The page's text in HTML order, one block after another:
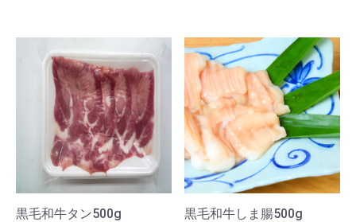
黒毛和牛タン500g
黒毛和牛しま腸500g